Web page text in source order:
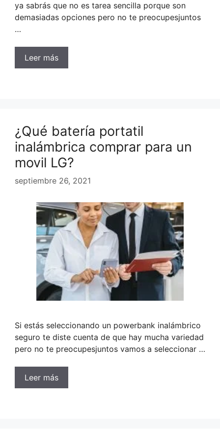
ya sabrás que no es tarea sencilla porque son
demasiadas opciones pero no te preocupesjuntos
…
Leer más
¿Qué batería portatil
inalámbrica comprar para un
movil LG?
septiembre 26, 2021
Si estás seleccionando un powerbank inalámbrico
seguro te diste cuenta de que hay mucha variedad
pero no te preocupesjuntos vamos a seleccionar …
Leer más